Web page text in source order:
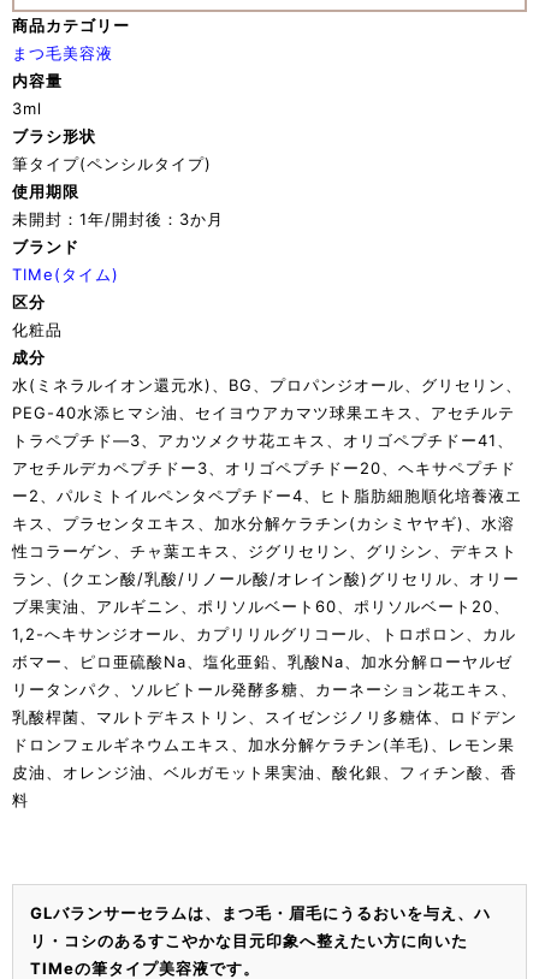
商品カテゴリー
まつ毛美容液
内容量
3ml
ブラシ形状
筆タイプ(ペンシルタイプ)
使用期限
未開封：1年/開封後：3か月
ブランド
TIMe(タイム)
区分
化粧品
成分
水(ミネラルイオン還元水)、BG、プロパンジオール、グリセリン、
PEG-40水添ヒマシ油、セイヨウアカマツ球果エキス、アセチルテ
トラペプチド―3、アカツメクサ花エキス、オリゴペプチドー41、
アセチルデカペプチドー3、オリゴペプチドー20、ヘキサペプチド
ー2、パルミトイルペンタペプチドー4、ヒト脂肪細胞順化培養液エ
キス、プラセンタエキス、加水分解ケラチン(カシミヤヤギ)、水溶
性コラーゲン、チャ葉エキス、ジグリセリン、グリシン、デキスト
ラン、(クエン酸/乳酸/リノール酸/オレイン酸)グリセリル、オリー
ブ果実油、アルギニン、ポリソルベート60、ポリソルベート20、
1,2-へキサンジオール、カプリリルグリコール、トロポロン、カル
ボマー、ピロ亜硫酸Na、塩化亜鉛、乳酸Na、加水分解ローヤルゼ
リータンパク、ソルビトール発酵多糖、カーネーション花エキス、
乳酸桿菌、マルトデキストリン、スイゼンジノリ多糖体、ロドデン
ドロンフェルギネウムエキス、加水分解ケラチン(羊毛)、レモン果
皮油、オレンジ油、ベルガモット果実油、酸化銀、フィチン酸、香
料
GLバランサーセラムは、まつ毛・眉毛にうるおいを与え、ハ
リ・コシのあるすこやかな目元印象へ整えたい方に向いた
TIMeの筆タイプ美容液です。